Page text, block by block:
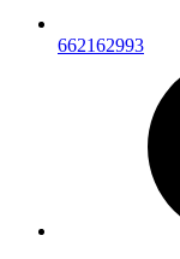
662162993